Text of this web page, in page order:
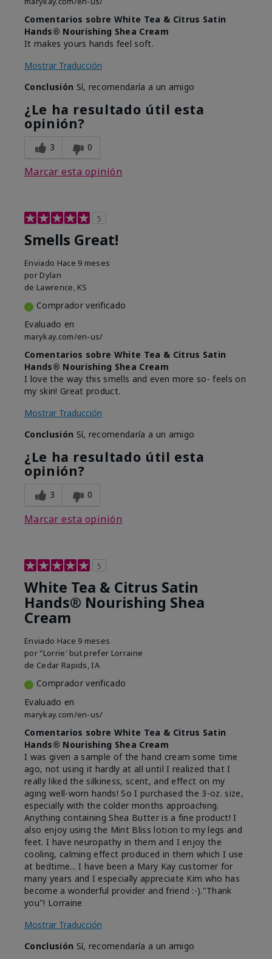
Comentarios sobre White Tea & Citrus Satin
Hands® Nourishing Shea Cream
It makes yours hands feel soft.
Mostrar Traducción
Conclusión Sí, recomendaría a un amigo
¿Le ha resultado útil esta
opinión?
3 0
Marcar esta opinión
5
Smells Great!
Enviado Hace 9 meses
por Dylan
de Lawrence, KS
Comprador verificado
Evaluado en
marykay.com/en-us/
Comentarios sobre White Tea & Citrus Satin
Hands® Nourishing Shea Cream
I love the way this smells and even more so- feels on
my skin! Great product.
Mostrar Traducción
Conclusión Sí, recomendaría a un amigo
¿Le ha resultado útil esta
opinión?
3 0
Marcar esta opinión
5
White Tea & Citrus Satin
Hands® Nourishing Shea
Cream
Enviado Hace 9 meses
por "Lorrie' but prefer Lorraine
de Cedar Rapids, IA
Comprador verificado
Evaluado en
marykay.com/en-us/
Comentarios sobre White Tea & Citrus Satin
Hands® Nourishing Shea Cream
I was given a sample of the hand cream some time
ago, not using it hardly at all until I realized that I
really liked the silkiness, scent, and effect on my
aging well-worn hands! So I purchased the 3-oz. size,
especially with the colder months approaching.
Anything containing Shea Butter is a fine product! I
also enjoy using the Mint Bliss lotion to my legs and
feet. I have neuropathy in them and I enjoy the
cooling, calming effect produced in them which I use
at bedtime... I have been a Mary Kay customer for
many years and I especially appreciate Kim who has
become a wonderful provider and friend :-)."Thank
you"! Lorraine
Mostrar Traducción
Conclusión Sí, recomendaría a un amigo